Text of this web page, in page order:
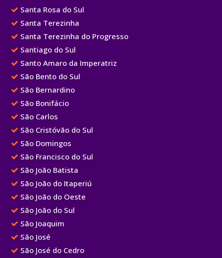
Santa Rosa do Sul
Santa Terezinha
Santa Terezinha do Progresso
Santiago do Sul
Santo Amaro da Imperatriz
São Bento do Sul
São Bernardino
São Bonifácio
São Carlos
São Cristóvão do Sul
São Domingos
São Francisco do Sul
São João Batista
São João do Itaperiú
São João do Oeste
São João do Sul
São Joaquim
São José
São José do Cedro